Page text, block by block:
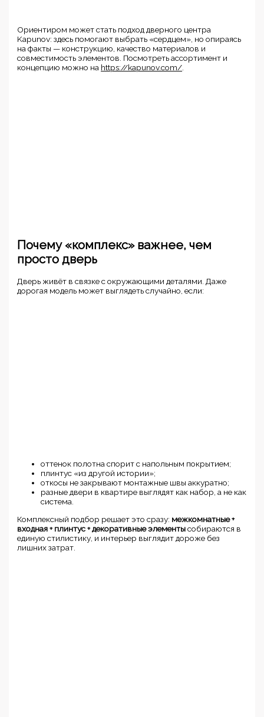
Ориентиром может стать подход дверного центра
Kapunov: здесь помогают выбрать «сердцем», но опираясь
на факты — конструкцию, качество материалов и
совместимость элементов. Посмотреть ассортимент и
концепцию можно на https://kapunov.com/.
Почему «комплекс» важнее, чем
просто дверь
Дверь живёт в связке с окружающими деталями. Даже
дорогая модель может выглядеть случайно, если:
оттенок полотна спорит с напольным покрытием;
плинтус «из другой истории»;
откосы не закрывают монтажные швы аккуратно;
разные двери в квартире выглядят как набор, а не как
система.
Комплексный подбор решает это сразу: межкомнатные +
входная + плинтус + декоративные элементысобираются в
единую стилистику, и интерьер выглядит дороже без
лишних затрат.